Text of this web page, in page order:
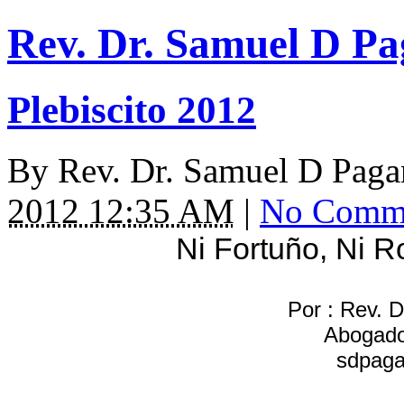
Rev. Dr. Samuel D
Plebiscito 2012
By Rev. Dr. Samuel D
2012 12:35 AM | No
Ni Fortuño, Ni
Por : Rev.